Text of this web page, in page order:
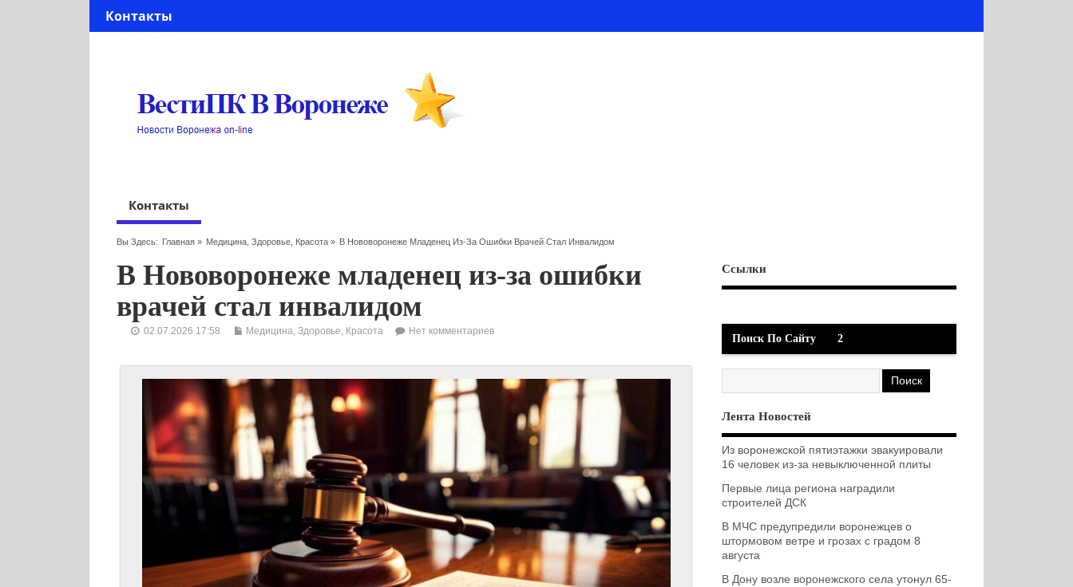
Контакты
Контакты
Вы Здесь: Главная» Медицина, Здоровье, Красота » В Нововоронеже Младенец Из-За Ошибки Врачей Стал Инвалидом
В Нововоронеже младенец из-за ошибки
врачей стал инвалидом
02.07.2026 17:58 Медицина, Здоровье, Красота Нет комментариев
Ссылки
Поиск По Сайту 2
Лента Новостей
Из воронежской пятиэтажки эвакуировали
16 человек из-за невыключенной плиты
Первые лица региона наградили
строителей ДСК
В МЧС предупредили воронежцев о
штормовом ветре и грозах с градом 8
августа
В Дону возле воронежского села утонул 65-